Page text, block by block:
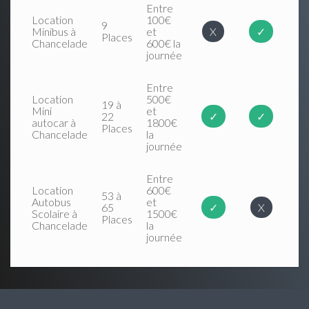
Location
Minibus à
Chancelade
9
Places
Entre
100€
et
600€ la
journée
X ✓
Location
Mini
autocar à
Chancelade
19 à
22
Places
Entre
500€
et
1800€
la
journée
✓ ✓
Location
Autobus
Scolaire à
Chancelade
53 à
65
Places
Entre
600€
et
1500€
la
journée
✓ X